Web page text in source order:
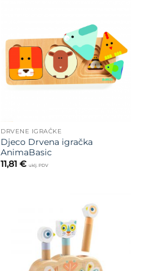
Dodajte
na listu
želja
DRVENE IGRAČKE
Djeco Drvena igračka
AnimaBasic
11,81€ uklj. PDV